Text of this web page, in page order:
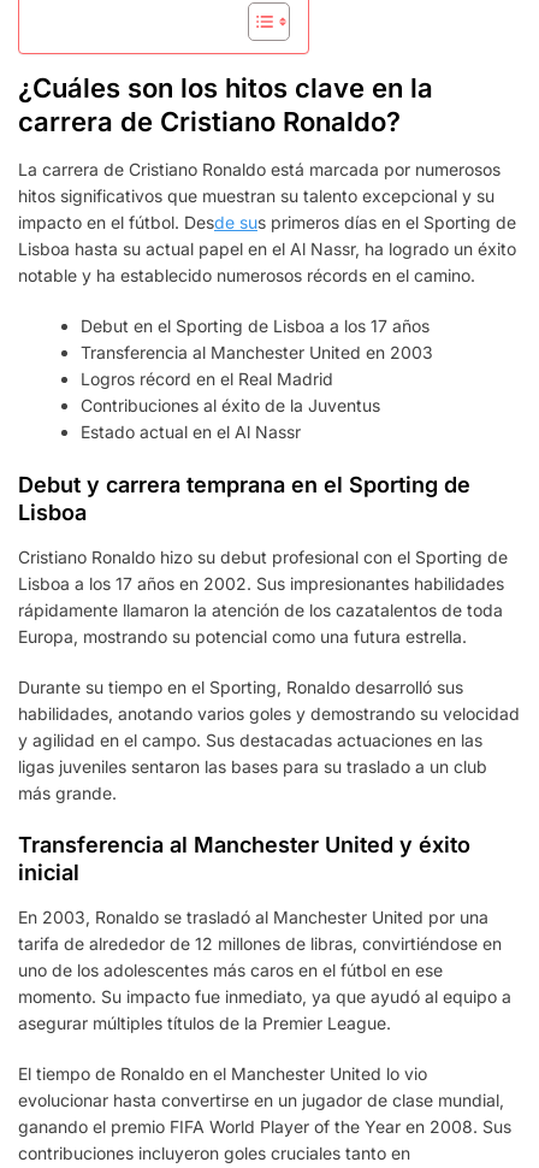
¿Cuáles son los hitos clave en la
carrera de Cristiano Ronaldo?
La carrera de Cristiano Ronaldo está marcada por numerosos
hitos significativos que muestran su talento excepcional y su
impacto en el fútbol. Desde sus primeros días en el Sporting de
Lisboa hasta su actual papel en el Al Nassr, ha logrado un éxito
notable y ha establecido numerosos récords en el camino.
Debut en el Sporting de Lisboa a los 17 años
Transferencia al Manchester United en 2003
Logros récord en el Real Madrid
Contribuciones al éxito de la Juventus
Estado actual en el Al Nassr
Debut y carrera temprana en el Sporting de
Lisboa
Cristiano Ronaldo hizo su debut profesional con el Sporting de
Lisboa a los 17 años en 2002. Sus impresionantes habilidades
rápidamente llamaron la atención de los cazatalentos de toda
Europa, mostrando su potencial como una futura estrella.
Durante su tiempo en el Sporting, Ronaldo desarrolló sus
habilidades, anotando varios goles y demostrando su velocidad
y agilidad en el campo. Sus destacadas actuaciones en las
ligas juveniles sentaron las bases para su traslado a un club
más grande.
Transferencia al Manchester United y éxito
inicial
En 2003, Ronaldo se trasladó al Manchester United por una
tarifa de alrededor de 12 millones de libras, convirtiéndose en
uno de los adolescentes más caros en el fútbol en ese
momento. Su impacto fue inmediato, ya que ayudó al equipo a
asegurar múltiples títulos de la Premier League.
El tiempo de Ronaldo en el Manchester United lo vio
evolucionar hasta convertirse en un jugador de clase mundial,
ganando el premio FIFA World Player of the Year en 2008. Sus
contribuciones incluyeron goles cruciales tanto en